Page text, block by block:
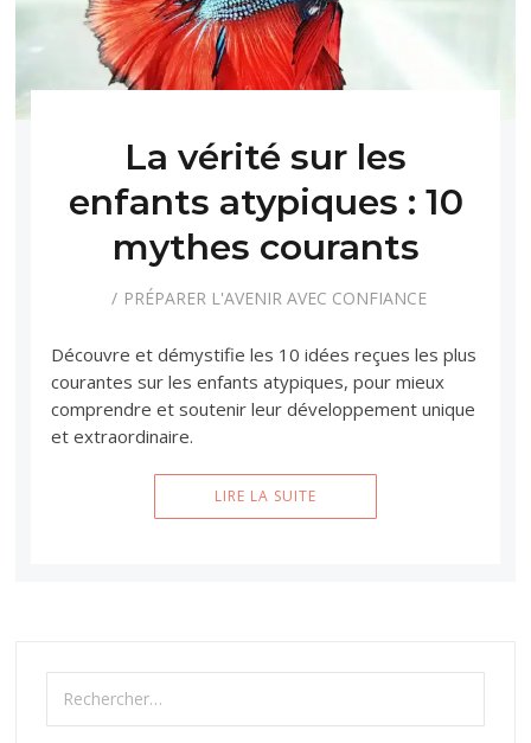
La vérité sur les
enfants atypiques : 10
mythes courants
PRÉPARER L'AVENIR AVEC CONFIANCE
Découvre et démystifie les 10 idées reçues les plus
courantes sur les enfants atypiques, pour mieux
comprendre et soutenir leur développement unique
et extraordinaire.
LIRE LA SUITE
Rechercher :